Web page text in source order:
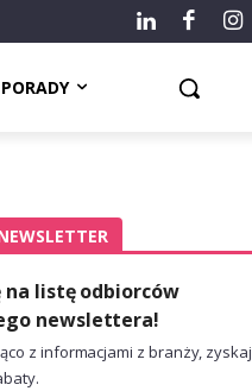
PORADY
na listę odbiorców
newslettera!
z informacjami z branży, zyskaj